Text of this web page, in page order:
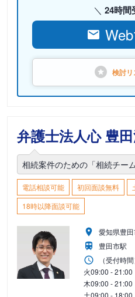
24時間
検討
弁護士法人心 豊
相続案件のための「相続チー
電話相談可能 初回面談無料
18時以降面談可能
愛知県豊
豊田市駅
（受付時間
火09:00 - 21:00
木09:00 - 21:00
土09:00 - 18:00